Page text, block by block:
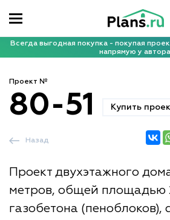
Всегда выгодная покупка - покупая
напрямую у
Проект №
80-51 Купить
Проект двухэтажного дома
метров, общей площадью
газобетона (пеноблоков),
Назад